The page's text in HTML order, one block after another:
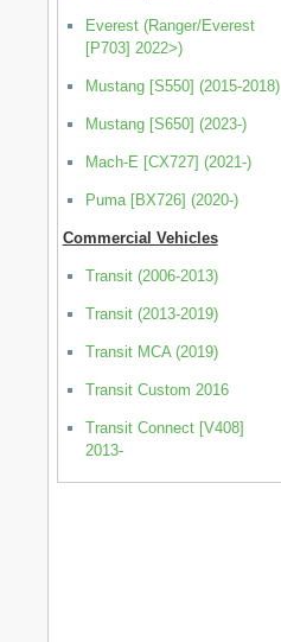
Everest (Ranger/Everest
[P703] 2022>)
Mustang [S550] (2015-2018)
Mustang [S650] (2023-)
Mach-E [CX727] (2021-)
Puma [BX726] (2020-)
Commercial Vehicles
Transit (2006-2013)
Transit (2013-2019)
Transit MCA (2019)
Transit Custom 2016
Transit Connect [V408]
2013-